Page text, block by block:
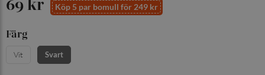
69 kr Köp 5 par bomull för 249 kr
Färg
Vit Svart